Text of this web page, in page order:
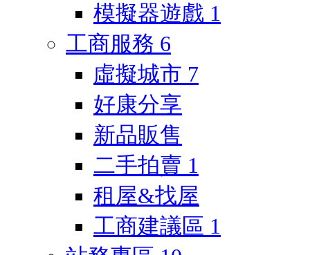
模擬器遊戲 1
工商服務 6
虛擬城市 7
好康分享
新品販售
二手拍賣 1
租屋&找屋
工商建議區 1